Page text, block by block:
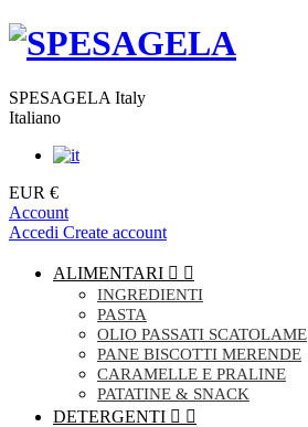
SPESAGELA Italy
Italiano
EUR €
Account
Accedi Create account
ALIMENTARI  
INGREDIENTI
PASTA
OLIO PASSATI SCATOLAME
PANE BISCOTTI MERENDE
CARAMELLE E PRALINE
PATATINE & SNACK
DETERGENTI  